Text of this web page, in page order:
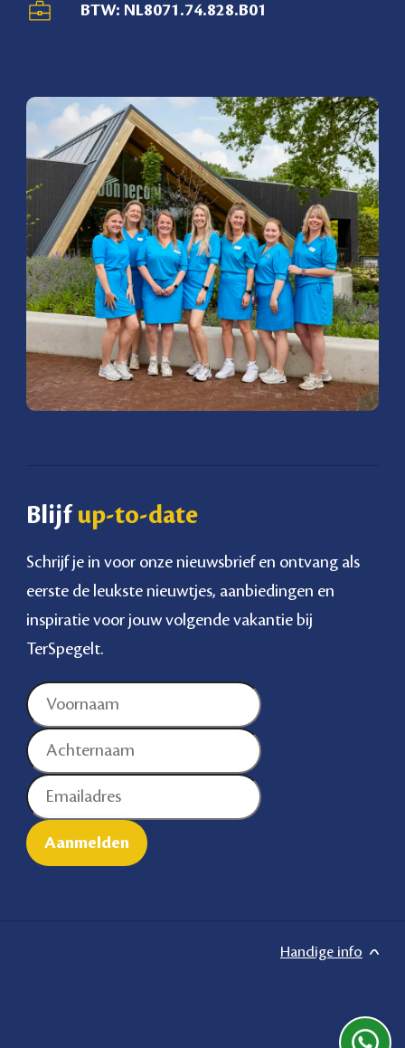
BTW: NL8071.74.828.B01
Blijf up-to-date
Schrijf je in voor onze nieuwsbrief en ontvang als
eerste de leukste nieuwtjes, aanbiedingen en
inspiratie voor jouw volgende vakantie bij
TerSpegelt.
Handige info